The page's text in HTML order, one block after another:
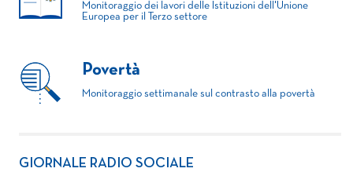
Monitoraggio dei lavori delle Istituzioni dell'Unione
Europea per il Terzo settore
Povertà
Monitoraggio settimanale sul contrasto alla povertà
GIORNALE RADIO SOCIALE